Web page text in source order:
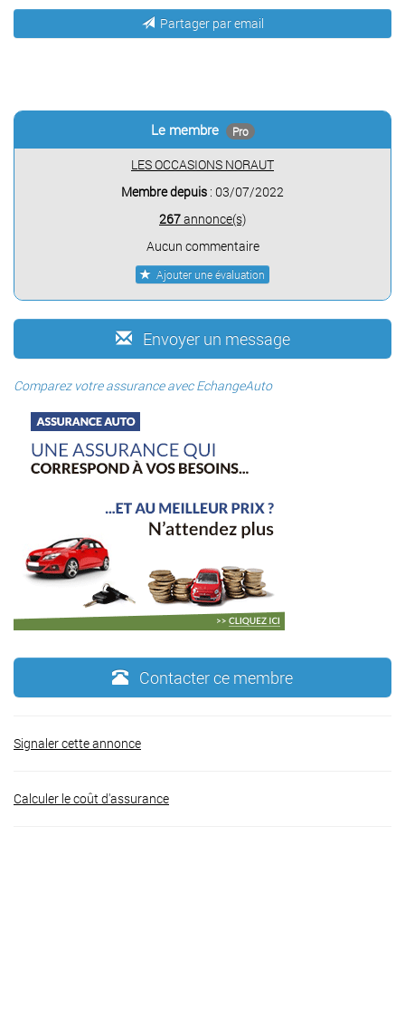
Partager par email
Le membre Pro
LES OCCASIONS NORAUT
Membre depuis : 03/07/2022
267annonce(s)
Aucun commentaire
Ajouter une évaluation
Envoyer un message
Comparez votre assurance avec EchangeAuto
Contacter ce membre
Signaler cette annonce
Calculer le coût d'assurance